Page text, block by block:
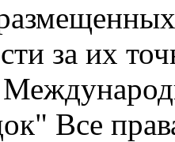
за их
Все